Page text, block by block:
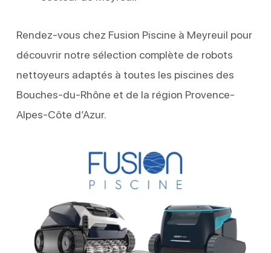
Rendez-vous chez Fusion Piscine à Meyreuil pour
découvrir notre sélection complète de robots
nettoyeurs adaptés à toutes les piscines des
Bouches-du-Rhône et de la région Provence-
Alpes-Côte d’Azur.